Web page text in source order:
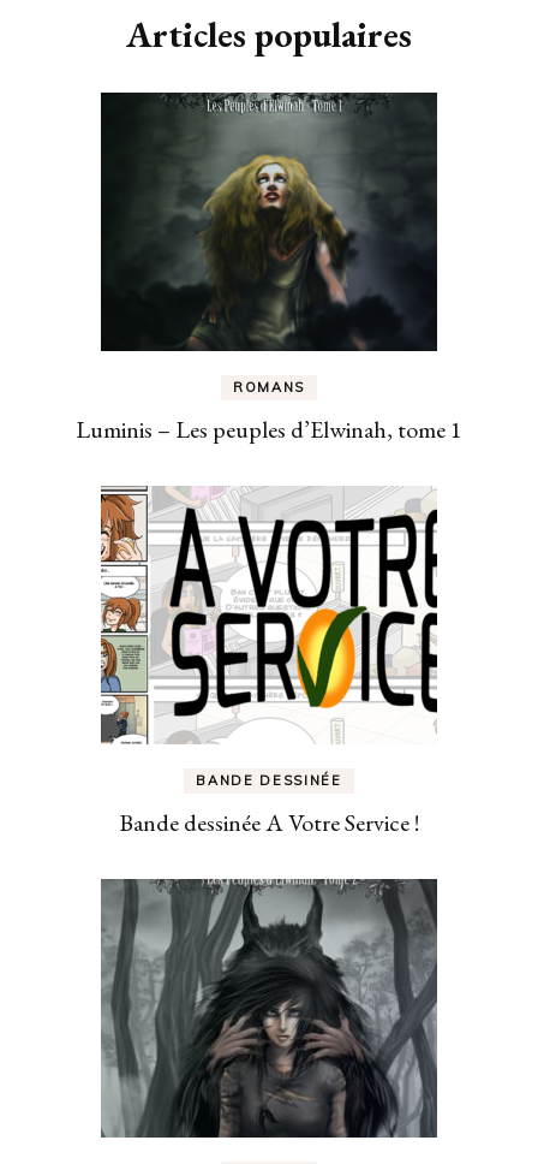
Articles populaires
ROMANS
Luminis – Les peuples d’Elwinah, tome 1
BANDE DESSINÉE
Bande dessinée A Votre Service !